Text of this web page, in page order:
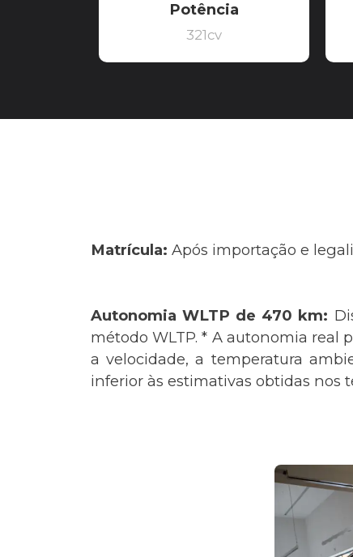
Potência
321cv
Matrícula: Após importação e
Autonomia WLTP de 470 km:
método WLTP. * A autonomia real
a velocidade, a temperatura
inferior às estimativas obtidas nos